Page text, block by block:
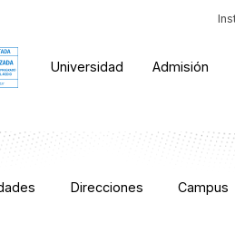
Universidad Admisión
Direcciones Campus